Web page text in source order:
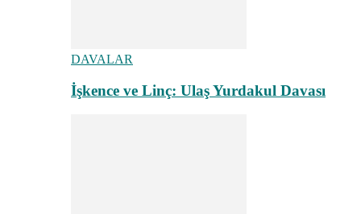
DAVALAR
İşkence ve Linç: Ulaş Yurdakul Davası